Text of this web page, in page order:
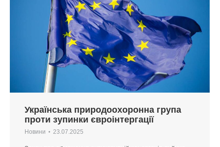
Українська природоохоронна група
проти зупинки євроінтергації
Новини 23.07.2025